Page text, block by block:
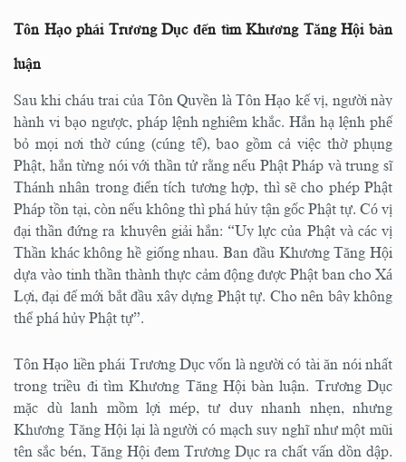
Tôn Hạo phái Trương Dục đến tìm Khương Tăng Hội bàn
luận
Sau khi cháu trai của Tôn Quyền là Tôn Hạo kế vị, người này
hành vi bạo ngược, pháp lệnh nghiêm khắc. Hắn hạ lệnh phế
bỏ mọi nơi thờ cúng (cúng tế), bao gồm cả việc thờ phụng
Phật, hắn từng nói với thần tử rằng nếu Phật Pháp và trung sĩ
Thánh nhân trong điển tích tương hợp, thì sẽ cho phép Phật
Pháp tồn tại, còn nếu không thì phá hủy tận gốc Phật tự. Có vị
đại thần đứng ra khuyên giải hắn: “Uy lực của Phật và các vị
Thần khác không hề giống nhau. Ban đầu Khương Tăng Hội
dựa vào tinh thần thành thực cảm động được Phật ban cho Xá
Lợi, đại đế mới bắt đầu xây dựng Phật tự. Cho nên bây không
thể phá hủy Phật tự”.
Tôn Hạo liền phái Trương Dục vốn là người có tài ăn nói nhất
trong triều đi tìm Khương Tăng Hội bàn luận. Trương Dục
mặc dù lanh mồm lợi mép, tư duy nhanh nhẹn, nhưng
Khương Tăng Hội lại là người có mạch suy nghĩ như một mũi
tên sắc bén, Tăng Hội đem Trương Dục ra chất vấn dồn dập.